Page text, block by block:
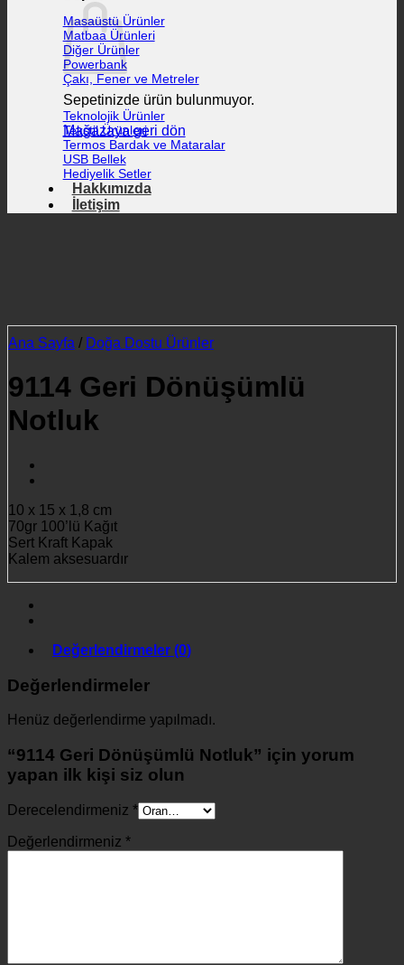
Sepetinizde ürün bulunmuyor.
Mağazaya geri dön
Masaüstü Ürünler
Matbaa Ürünleri
Diğer Ürünler
Powerbank
Çakı, Fener ve Metreler
Teknolojik Ürünler
Tekstil Ürünleri
Termos Bardak ve Mataralar
USB Bellek
Hediyelik Setler
Hakkımızda
İletişim
Ana Sayfa / Doğa Dostu Ürünler
9114 Geri Dönüşümlü
Notluk
10 x 15 x 1,8 cm
70gr 100’lü Kağıt
Sert Kraft Kapak
Kalem aksesuardır
Değerlendirmeler (0)
Değerlendirmeler
Henüz değerlendirme yapılmadı.
“9114 Geri Dönüşümlü Notluk” için yorum
yapan ilk kişi siz olun
Derecelendirmeniz *
Değerlendirmeniz *